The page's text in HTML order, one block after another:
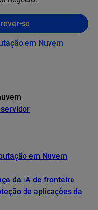
se
em Nuvem
em Nuvem
da IA de fronteira
de aplicações da